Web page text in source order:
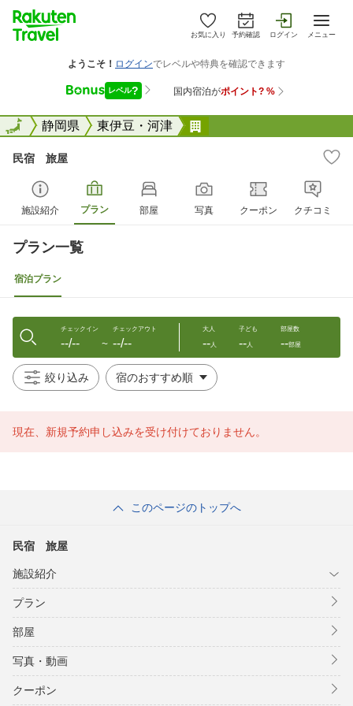
お気に入り 予約確認 ログイン メニュー
全国静岡県 東伊豆・河津
全国
民宿 旅屋
施設紹介 プラン 部屋 写真 クーポン クチコミ
プラン一覧
宿泊プラン
チェックイン
--/-- 〜
チェックアウト
--/--
大人
--人
子ども
--人
部屋数
--部屋
絞り込み
現在、新規予約申し込みを受け付けておりません。
このページのトップへ
民宿 旅屋
施設紹介
プラン
部屋
写真・動画
クーポン